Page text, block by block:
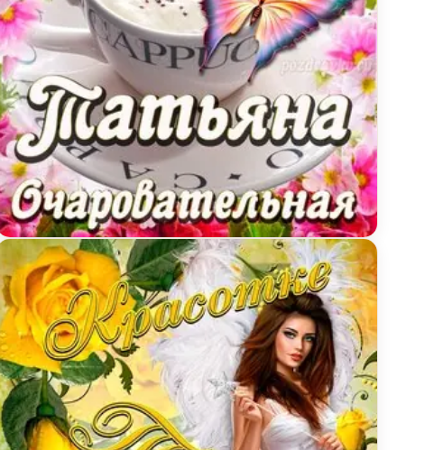
очаровательной Татьяне с Днем рождения